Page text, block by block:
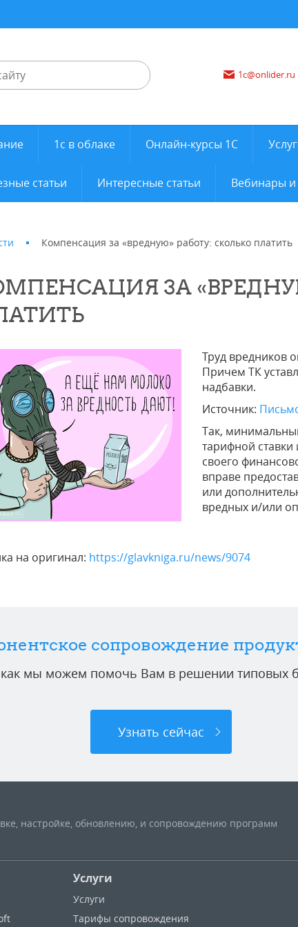
1c@onlider.ru
1с в облаке Онлайн-курсы 1С
статьи Интересные статьи Вебинары и
Компенсация за «вредную» работу: сколько платить
ЗА
Труд вредников
Причем ТК
надбавки.
Источник:
Так,
тарифной
своего
вправе
или
вредных и/или
на оригинал: https://glavkniga.ru/news/9074
сопровождение
как мы можем помочь Вам в решении типовых
Узнать сейчас
настройке, обновлению, и сопровождению программ
Услуги
Услуги
Тарифы сопровождения